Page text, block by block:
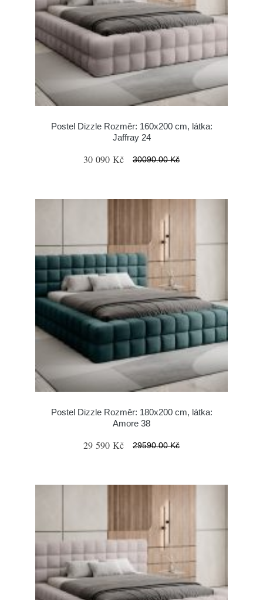
Postel Dizzle Rozměr: 160x200 cm, látka:
Jaffray 24
30 090 Kč 30090.00 Kč
Postel Dizzle Rozměr: 180x200 cm, látka:
Amore 38
29 590 Kč 29590.00 Kč